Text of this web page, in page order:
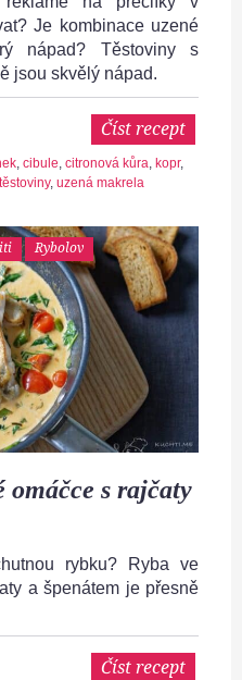
Je kombinace uzené
nápad? Těstoviny s
jsou skvělý nápad.
Číst recept
, cibule, citronová kůra, kopr,
těstoviny, uzená makrela
Rybolov
omáčce s rajčaty
rybku? Ryba ve
a špenátem je přesně
Číst recept